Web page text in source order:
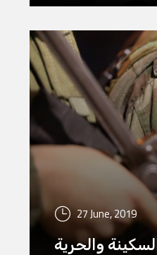
27 June, 2019
والحرية